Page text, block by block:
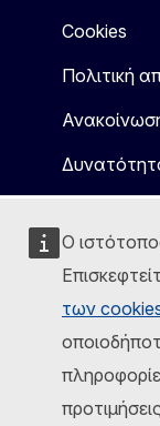
Ο
των
Cookies
Πολιτική